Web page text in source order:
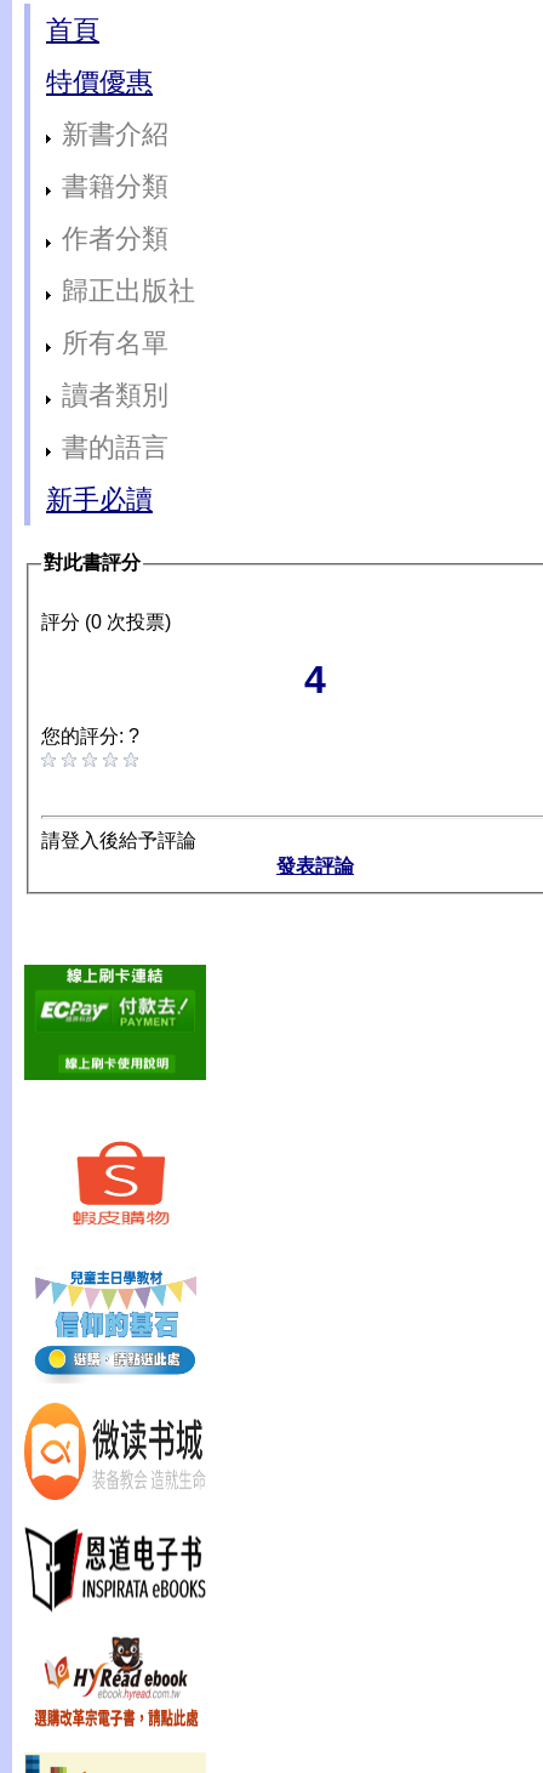
首頁
特價優惠
新書介紹
書籍分類
作者分類
歸正出版社
所有名單
讀者類別
書的語言
新手必讀
對此書評分
評分 (0 次投票)
4
您的評分: ?
請登入後給予評論
發表評論